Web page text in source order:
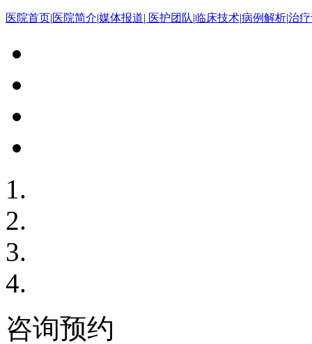
医院首页|医院简介|媒体报道| 医护团队|临床技术|病例解析|治
咨询预约